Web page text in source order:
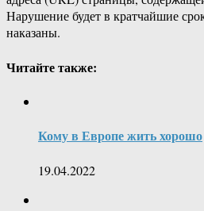
Нарушение будет в кратчайшие
наказаны.
Читайте также:
Кому в Европе жить хорошо
19.04.2022